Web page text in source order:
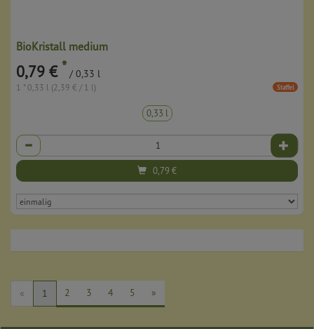
BioKristall medium
0,79 € * / 0,33 l
1 * 0,33 l (2,39 € / 1 l) Staffel
0,33 l
Anzahl
0,79€
« 1 2 3 4 5 »